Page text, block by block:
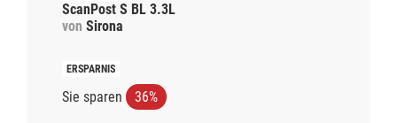
ScanPost S BL 3.3L
von Sirona
Sie sparen 36%